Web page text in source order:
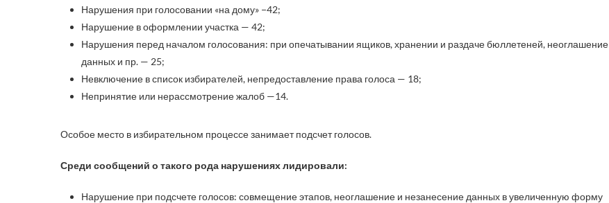
Нарушения при голосовании «на дому» −42;
Нарушение в оформлении участка — 42;
Нарушения перед началом голосования: при опечатывании ящиков, хранении и раздаче бюллетеней, неоглашение
данных и пр. — 25;
Невключение в список избирателей, непредоставление права голоса — 18;
Непринятие или нерассмотрение жалоб —14.
Особое место в избирательном процессе занимает подсчет голосов.
Среди сообщений о такого рода нарушениях лидировали:
Нарушение при подсчете голосов: совмещение этапов, неоглашение и незанесение данных в увеличенную форму